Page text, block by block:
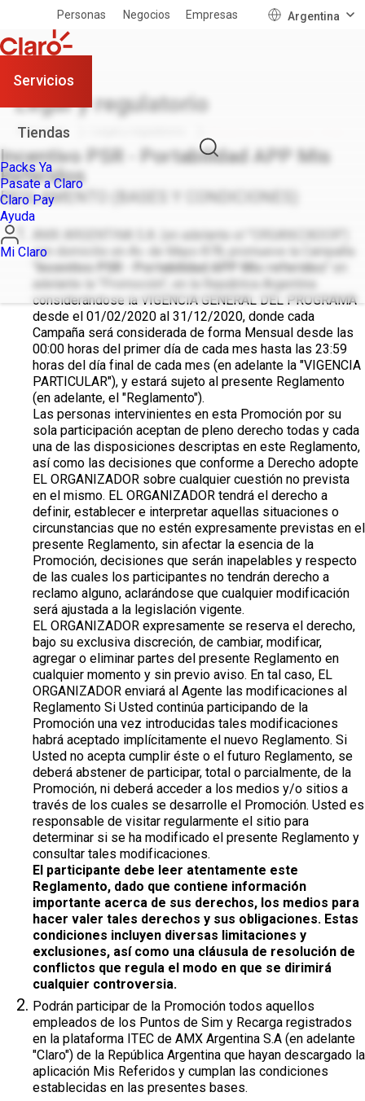
Personas Negocios Empresas Argentina
Servicios
Tiendas
Packs Ya
Pasate a Claro
Claro Pay
Ayuda
Mi Claro
Legal y regulatorio
Personas
Incentivo PSR - Portabilidad APP Mis
Referidos
REGLAMENTO (BASES Y CONDICIONES)
AMX ARGENTINA S.A. (en adelante el "ORGANIZADOR")
con domicilio en Av. de Mayo 878, promueve la Campaña
Incentivo PSR - Portabilidad APP Mis referidos
adelante la "Promoción", en la República Argentina
considerándose la VIGENCIA GENERAL DEL PROGRAMA
desde el 01/02/2020 al 31/12/2020, donde cada
Campaña será considerada de forma Mensual desde las
00:00 horas del primer día de cada mes hasta las 23:59
horas del día final de cada mes (en adelante la "VIGENCIA
PARTICULAR"), y estará sujeto al presente Reglamento
(en adelante, el "Reglamento").
Las personas intervinientes en esta Promoción por su
sola participación aceptan de pleno derecho todas y cada
una de las disposiciones descriptas en este Reglamento,
así como las decisiones que conforme a Derecho adopte
EL ORGANIZADOR sobre cualquier cuestión no prevista
en el mismo. EL ORGANIZADOR tendrá el derecho a
definir, establecer e interpretar aquellas situaciones o
circunstancias que no estén expresamente previstas en el
presente Reglamento, sin afectar la esencia de la
Promoción, decisiones que serán inapelables y respecto
de las cuales los participantes no tendrán derecho a
reclamo alguno, aclarándose que cualquier modificación
será ajustada a la legislación vigente.
EL ORGANIZADOR expresamente se reserva el derecho,
bajo su exclusiva discreción, de cambiar, modificar,
agregar o eliminar partes del presente Reglamento en
cualquier momento y sin previo aviso. En tal caso, EL
ORGANIZADOR enviará al Agente las modificaciones al
Reglamento Si Usted continúa participando de la
Promoción una vez introducidas tales modificaciones
habrá aceptado implícitamente el nuevo Reglamento. Si
Usted no acepta cumplir éste o el futuro Reglamento, se
deberá abstener de participar, total o parcialmente, de la
Promoción, ni deberá acceder a los medios y/o sitios a
través de los cuales se desarrolle el Promoción. Usted es
responsable de visitar regularmente el sitio para
determinar si se ha modificado el presente Reglamento y
consultar tales modificaciones.
El participante debe leer atentamente este
Reglamento, dado que contiene información
importante acerca de sus derechos, los medios para
hacer valer tales derechos y sus obligaciones. Estas
condiciones incluyen diversas limitaciones y
exclusiones, así como una cláusula de resolución de
conflictos que regula el modo en que se dirimirá
cualquier controversia.
Podrán participar de la Promoción todos aquellos
empleados de los Puntos de Sim y Recarga registrados
en la plataforma ITEC de AMX Argentina S.A (en adelante
"Claro") de la República Argentina que hayan descargado la
aplicación Mis Referidos y cumplan las condiciones
establecidas en las presentes bases.